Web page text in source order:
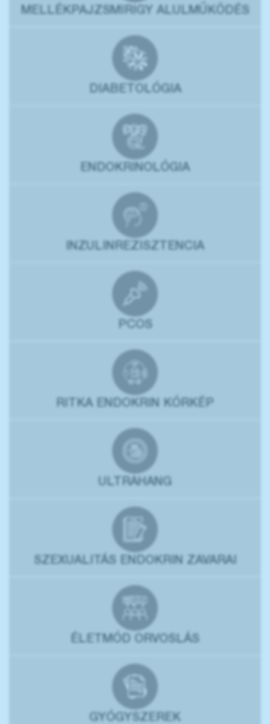
MELLÉKPAJZSMIRIGY ALULMŰKÖDÉS
DIABETOLÓGIA
ENDOKRINOLÓGIA
INZULINREZISZTENCIA
PCOS
RITKA ENDOKRIN KÓRKÉP
ULTRAHANG
SZEXUALITÁS ENDOKRIN ZAVARAI
ÉLETMÓD ORVOSLÁS
GYÓGYSZEREK